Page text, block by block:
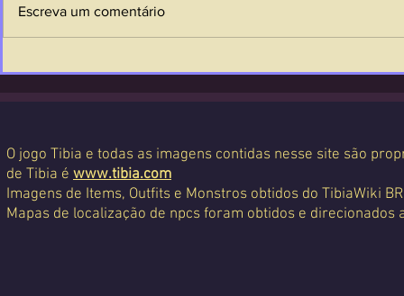
Escreva um comentário
O jogo Tibia e todas as imagens contidas nesse site são
de Tibia é www.tibia.com
Imagens de Items, Outfits e Monstros obtidos do TibiaWiki
Mapas de localização de npcs foram obtidos e direcionados